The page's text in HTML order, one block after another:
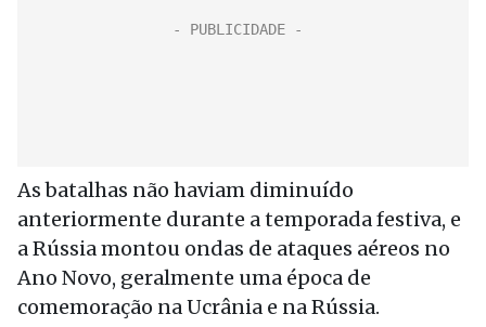
As batalhas não haviam diminuído
anteriormente durante a temporada festiva, e
a Rússia montou ondas de ataques aéreos no
Ano Novo, geralmente uma época de
comemoração na Ucrânia e na Rússia.